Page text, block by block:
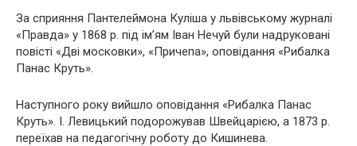
За сприяння Пантелеймона Куліша у львівському журналі
«Правда» у 1868 р. під ім’ям Іван Нечуй були надруковані
повісті «Дві московки», «Причепа», оповідання «Рибалка
Панас Круть».
Наступного року вийшло оповідання «Рибалка Панас
Круть». І. Левицький подорожував Швейцарією, а 1873 р.
переїхав на педагогічну роботу до Кишинева.